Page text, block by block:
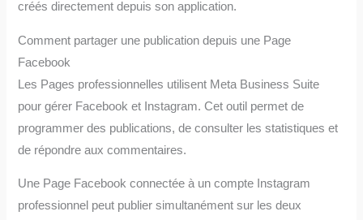
créés directement depuis son application.
Comment partager une publication depuis une Page
Facebook
Les Pages professionnelles utilisent Meta Business Suite
pour gérer Facebook et Instagram. Cet outil permet de
programmer des publications, de consulter les statistiques et
de répondre aux commentaires.
Une Page Facebook connectée à un compte Instagram
professionnel peut publier simultanément sur les deux